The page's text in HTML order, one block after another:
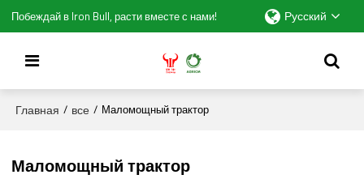
Побеждай в Iron Bull, расти вместе с нами! Русский
Главная / все / Маломощный трактор
Маломощный трактор